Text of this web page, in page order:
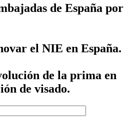
de España por
el NIE en España.
de la prima en
de visado.